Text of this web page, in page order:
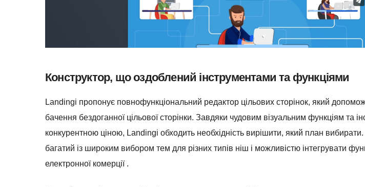
Конструктор, що оздоблений інструментами та функціями
Landingi пропонує повнофункціональний редактор цільових сторінок, який
бачення бездоганної цільової сторінки. Завдяки чудовим візуальним функціям та
конкурентною ціною, Landingi обходить необхідність вирішити, який план
багатий із широким вибором тем для різних типів ніш і можливістю інтегрувати
електронної комерції .